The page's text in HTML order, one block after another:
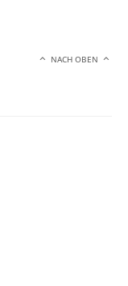
NACH OBEN